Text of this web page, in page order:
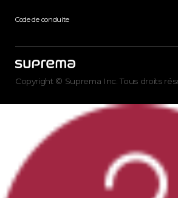
Code de conduite
Copyright © Suprema Inc. Tous droits